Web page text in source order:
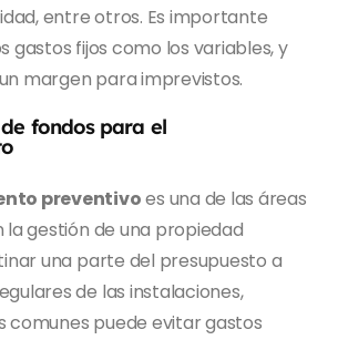
entre otros. Es importante
gastos fijos como los variables, y
margen para imprevistos.
fondos para el
preventivoes una de las áreas
gestión de una propiedad
una parte del presupuesto a
de las instalaciones,
comunes puede evitar gastos